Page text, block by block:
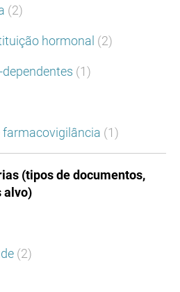
(2)
hormonal (2)
(1)
(1)
(tipos de documentos,
alvo)
(2)